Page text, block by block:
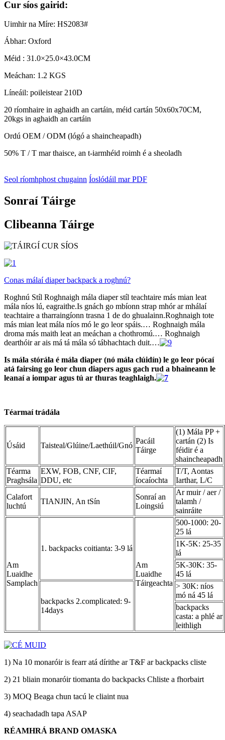
Cur síos gairid:
Uimhir na Míre: HS2083#
Ábhar: Oxford
Méid : 31.0×25.0×43.0CM
Meáchan: 1.2 KGS
Líneáil: poileistear 210D
20 ríomhaire in aghaidh an cartáin, méid cartán 50x60x70CM,
20kgs in aghaidh an cartáin
Ordú OEM / ODM (lógó a shaincheapadh)
50% T / T mar thaisce, an t-iarmhéid roimh é a sheoladh
Seol ríomhphost chugainn Íoslódáil mar PDF
Sonraí Táirge
Clibeanna Táirge
Conas málaí diaper backpack a roghnú?
Roghnú Stíl Roghnaigh mála diaper stíl teachtaire más mian leat
mála níos lú, eagraithe.Is gnách go mbíonn strap mhór ar mhálaí
teachtaire a tharraingíonn trasna 1 de do ghualainn.Roghnaigh tote
más mian leat mála níos mó le go leor spáis.… Roghnaigh mála
droma más maith leat an meáchan a chothromú.… Roghnaigh
dearthóir ar ais má tá mála só tábhachtach duit.…
Is mála stórála é mála diaper (nó mála clúidín) le go leor pócaí
atá fairsing go leor chun diapers agus gach rud a bhaineann le
leanaí a iompar agus tú ar thuras teaghlaigh.
Téarmaí trádála
Úsáid Taisteal/Glúine/Laethúil/Gnó
Pacáil
Táirge
(1) Mála PP +
cartán (2) Is
féidir é a
shaincheapadh
Téarma
Praghsála
EXW, FOB, CNF, CIF,
DDU, etc
Téarmaí
íocaíochta
T/T, Aontas
Iarthar, L/C
Calafort
luchtú
TIANJIN, An tSín
Sonraí an
Loingsiú
Ar muir / aer /
talamh /
sainráite
Am
Luaidhe
Samplach
1. backpacks coitianta: 3-9 lá
Am
Luaidhe
Táirgeachta
500-1000: 20-
25 lá
1K-5K: 25-35
lá
5K-30K: 35-
45 lá
backpacks 2.complicated: 9-
14days
> 30K: níos
mó ná 45 lá
backpacks
casta: a phlé ar
leithligh
1) Na 10 monaróir is fearr atá dírithe ar T&F ar backpacks cliste
2) 21 bliain monaróir tiomanta do backpacks Chliste a fhorbairt
3) MOQ Beaga chun tacú le cliaint nua
4) seachadadh tapa ASAP
RÉAMHRÁ BRAND OMASKA